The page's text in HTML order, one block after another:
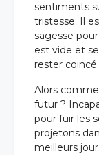
sentiments
tristesse. Il
sagesse
est vide et
rester
Alors
futur ?
pour fuir les
projetons
meilleurs